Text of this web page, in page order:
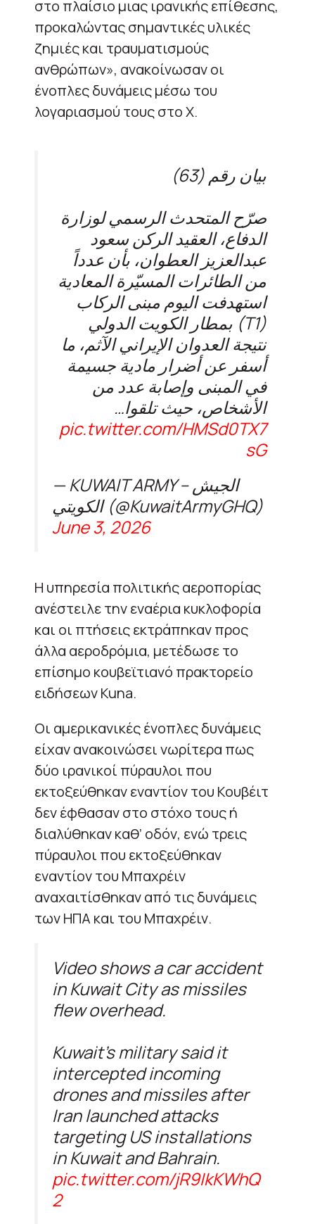
στο πλαίσιο μιας ιρανικής επίθεσης,
προκαλώντας σημαντικές υλικές
ζημιές και τραυματισμούς
ανθρώπων», ανακοίνωσαν οι
ένοπλες δυνάμεις μέσω του
λογαριασμού τους στο X.
بيان رقم (63)
صرّح المتحدث الرسمي لوزارة
الدفاع، العقيد الركن سعود
عبدالعزيز العطوان، بأن عدداً
من الطائرات المسيّرة المعادية
استهدفت اليوم مبنى الركاب
(T1) بمطار الكويت الدولي
نتيجة العدوان الإيراني الآثم، ما
أسفر عن أضرار مادية جسيمة
في المبنى وإصابة عدد من
الأشخاص، حيث تلقوا…
pic.twitter.com/HMSd0TX7
sG
— KUWAIT ARMY – الجيش
الكويتي (@KuwaitArmyGHQ)
June 3, 2026
Η υπηρεσία πολιτικής αεροπορίας
ανέστειλε την εναέρια κυκλοφορία
και οι πτήσεις εκτράπηκαν προς
άλλα αεροδρόμια, μετέδωσε το
επίσημο κουβεϊτιανό πρακτορείο
ειδήσεων Kuna.
Οι αμερικανικές ένοπλες δυνάμεις
είχαν ανακοινώσει νωρίτερα πως
δύο ιρανικοί πύραυλοι που
εκτοξεύθηκαν εναντίον του Κουβέιτ
δεν έφθασαν στο στόχο τους ή
διαλύθηκαν καθ’ οδόν, ενώ τρεις
πύραυλοι που εκτοξεύθηκαν
εναντίον του Μπαχρέιν
αναχαιτίσθηκαν από τις δυνάμεις
των ΗΠΑ και του Μπαχρέιν.
Video shows a car accident
in Kuwait City as missiles
flew overhead.
Kuwait’s military said it
intercepted incoming
drones and missiles after
Iran launched attacks
targeting US installations
in Kuwait and Bahrain.
pic.twitter.com/jR9IkKWhQ
2